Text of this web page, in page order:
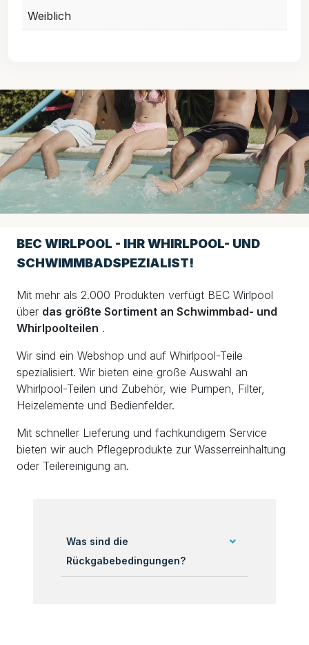
Weiblich
BEC WIRLPOOL - IHR WHIRLPOOL- UND
SCHWIMMBADSPEZIALIST!
Mit mehr als 2.000 Produkten verfügt BEC Wirlpool
über das größte Sortiment an Schwimmbad- und
Whirlpoolteilen .
Wir sind ein Webshop und auf Whirlpool-Teile
spezialisiert. Wir bieten eine große Auswahl an
Whirlpool-Teilen und Zubehör, wie Pumpen, Filter,
Heizelemente und Bedienfelder.
Mit schneller Lieferung und fachkundigem Service
bieten wir auch Pflegeprodukte zur Wasserreinhaltung
oder Teilereinigung an.
Was sind die
Rückgabebedingungen?